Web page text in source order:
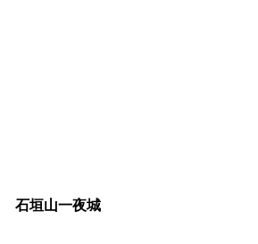
石垣山一夜城